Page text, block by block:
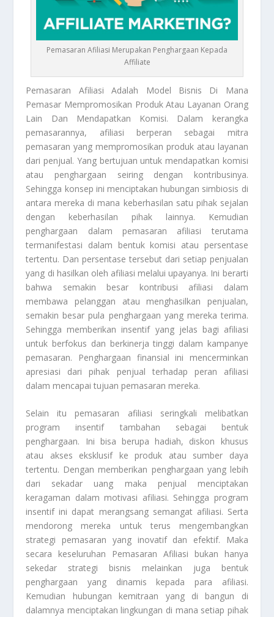
Pemasaran Afiliasi Merupakan Penghargaan Kepada
Affiliate
Pemasaran Afiliasi Adalah Model Bisnis Di Mana
Pemasar Mempromosikan Produk Atau Layanan Orang
Lain Dan Mendapatkan Komisi. Dalam kerangka
pemasarannya, afiliasi berperan sebagai mitra
pemasaran yang mempromosikan produk atau layanan
dari penjual. Yang bertujuan untuk mendapatkan komisi
atau penghargaan seiring dengan kontribusinya.
Sehingga konsep ini menciptakan hubungan simbiosis di
antara mereka di mana keberhasilan satu pihak sejalan
dengan keberhasilan pihak lainnya. Kemudian
penghargaan dalam pemasaran afiliasi terutama
termanifestasi dalam bentuk komisi atau persentase
tertentu. Dan persentase tersebut dari setiap penjualan
yang di hasilkan oleh afiliasi melalui upayanya. Ini berarti
bahwa semakin besar kontribusi afiliasi dalam
membawa pelanggan atau menghasilkan penjualan,
semakin besar pula penghargaan yang mereka terima.
Sehingga memberikan insentif yang jelas bagi afiliasi
untuk berfokus dan berkinerja tinggi dalam kampanye
pemasaran. Penghargaan finansial ini mencerminkan
apresiasi dari pihak penjual terhadap peran afiliasi
dalam mencapai tujuan pemasaran mereka.
Selain itu pemasaran afiliasi seringkali melibatkan
program insentif tambahan sebagai bentuk
penghargaan. Ini bisa berupa hadiah, diskon khusus
atau akses eksklusif ke produk atau sumber daya
tertentu. Dengan memberikan penghargaan yang lebih
dari sekadar uang maka penjual menciptakan
keragaman dalam motivasi afiliasi. Sehingga program
insentif ini dapat merangsang semangat afiliasi. Serta
mendorong mereka untuk terus mengembangkan
strategi pemasaran yang inovatif dan efektif. Maka
secara keseluruhan
Pemasaran Afiliasi bukan hanya
sekedar strategi bisnis melainkan juga bentuk
penghargaan yang dinamis kepada para afiliasi.
Kemudian hubungan kemitraan yang di bangun di
dalamnya menciptakan lingkungan di mana setiap pihak